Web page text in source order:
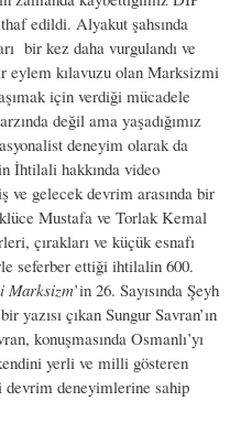
edildi. Alyakut şahsında
bir kez daha vurgulandı ve
eylem kılavuzu olan Marksizmi
için verdiği mücadele
değil ama yaşadığımız
deneyim olarak da
İhtilali hakkında video
gelecek devrim arasında bir
Mustafa ve Torlak Kemal
çırakları ve küçük esnafı
seferber ettiği ihtilalin 600.
Marksizm’in 26. Sayısında Şeyh
çıkan Sungur Savran’ın
konuşmasında Osmanlı’yı
yerli ve milli gösteren
devrim deneyimlerine sahip